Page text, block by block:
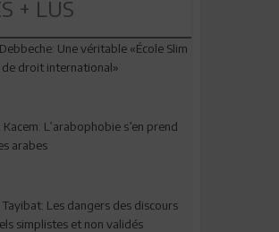
+ LUS
Une véritable «École Slim
de droit international»
L’arabophobie s’en prend
arabes
Les dangers des discours
simplistes et non validés